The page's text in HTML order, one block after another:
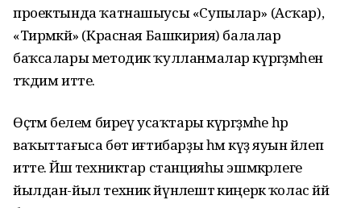
проектында ҡатнашыусы «Супылар» (Асҡар),
«Тирмәкәй» (Красная Башкирия) балалар
баҡсалары методик ҡулланмалар күргәҙмәһен
тәҡдим итте.
Өҫтәмә белем биреү усаҡтары күргәҙмәһе һәр
ваҡыттағыса бөтә иғтибарҙы һәм күҙ яуын йәлеп
итте. Йәш техниктар станцияһы эшмәкәрлеге
йылдан-йыл техник йүнәлештә киңерәк ҡолас йәйә